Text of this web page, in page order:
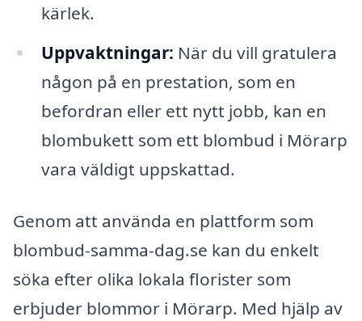
kärlek.
Uppvaktningar: När du vill gratulera
någon på en prestation, som en
befordran eller ett nytt jobb, kan en
blombukett som ett blombud i Mörarp
vara väldigt uppskattad.
Genom att använda en plattform som
blombud-samma-dag.se kan du enkelt
söka efter olika lokala florister som
erbjuder blommor i Mörarp. Med hjälp av